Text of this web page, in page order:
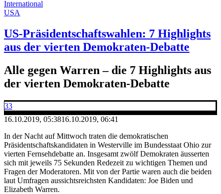
International
USA
US-Präsidentschaftswahlen: 7 Highlights
aus der vierten Demokraten-Debatte
Alle gegen Warren – die 7 Highlights aus
der vierten Demokraten-Debatte
33
16.10.2019, 05:3816.10.2019, 06:41
In der Nacht auf Mittwoch traten die demokratischen
Präsidentschaftskandidaten in Westerville im Bundesstaat Ohio zur
vierten Fernsehdebatte an. Insgesamt zwölf Demokraten äusserten
sich mit jeweils 75 Sekunden Redezeit zu wichtigen Themen und
Fragen der Moderatoren. Mit von der Partie waren auch die beiden
laut Umfragen aussichtsreichsten Kandidaten: Joe Biden und
Elizabeth Warren.